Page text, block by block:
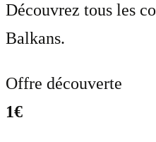
Découvrez tous les
Balkans.
Offre découverte
1€